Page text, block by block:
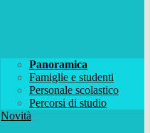
Panoramica
Famiglie e studenti
Personale scolastico
Percorsi di studio
Novità